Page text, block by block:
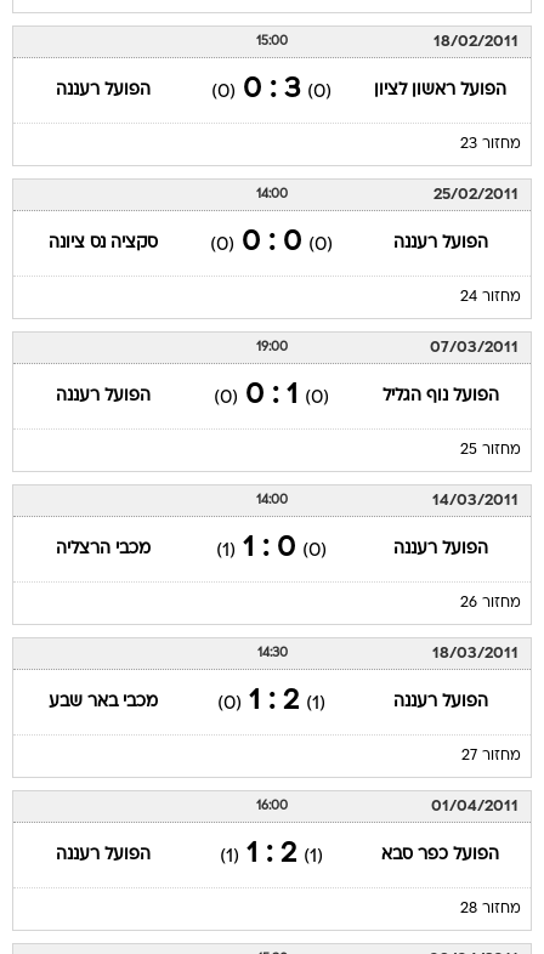
18/02/2011
15:00
הפועל ראשון לציון (0)
3 : 0
(0) הפועל רעננה
מחזור 23
25/02/2011
14:00
הפועל רעננה (0)
0 : 0
(0) סקציה נס ציונה
מחזור 24
07/03/2011
19:00
הפועל נוף הגליל (0)
1 : 0
(0) הפועל רעננה
מחזור 25
14/03/2011
14:00
הפועל רעננה (0)
0 : 1
(1) מכבי הרצליה
מחזור 26
18/03/2011
14:30
הפועל רעננה (1)
2 : 1
(0) מכבי באר שבע
מחזור 27
01/04/2011
16:00
הפועל כפר סבא (1)
2 : 1
(1) הפועל רעננה
מחזור 28